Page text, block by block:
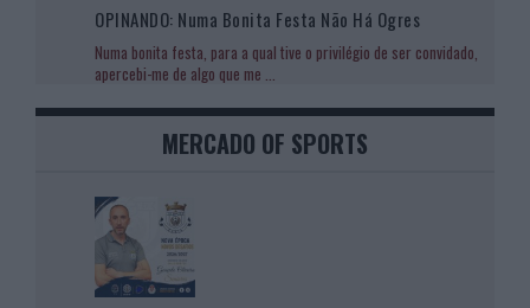
OPINANDO: Numa Bonita Festa Não Há Ogres
Numa bonita festa, para a qual tive o privilégio de ser convidado,
apercebi-me de algo que me
MERCADO OF SPORTS